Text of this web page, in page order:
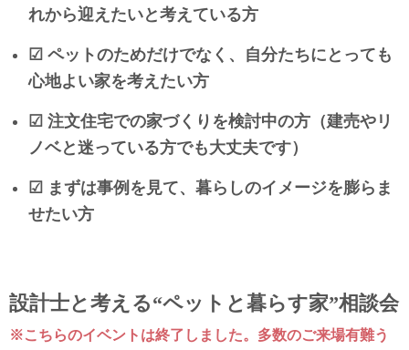
れから迎えたいと考えている方
☑ ペットのためだけでなく、自分たちにとっても
心地よい家を考えたい方
☑ 注文住宅での家づくりを検討中の方（建売やリ
ノベと迷っている方でも大丈夫です）
☑ まずは事例を見て、暮らしのイメージを膨らま
せたい方
設計士と考える“ペットと暮らす家”相談会
※こちらのイベントは終了しました。多数のご来場有難う